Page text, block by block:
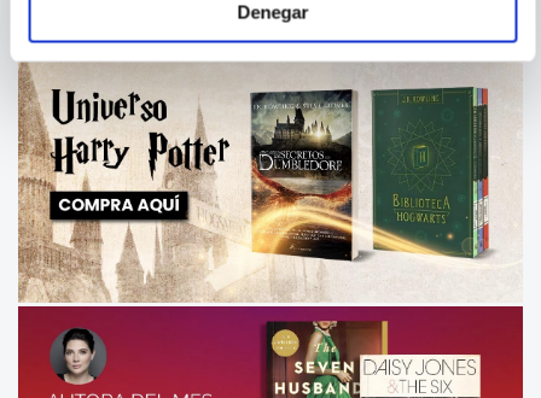
Denegar